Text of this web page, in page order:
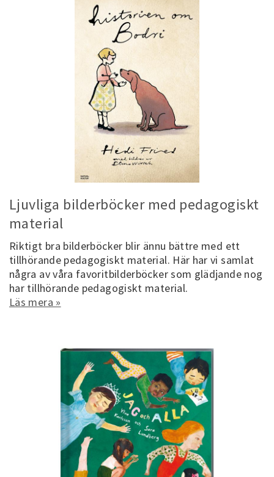
Ljuvliga bilderböcker med pedagogiskt
material
Riktigt bra bilderböcker blir ännu bättre med ett
tillhörande pedagogiskt material. Här har vi samlat
några av våra favoritbilderböcker som glädjande nog
har tillhörande pedagogiskt material.
Läs mera »